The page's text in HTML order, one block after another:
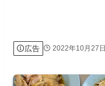
広告 2022年10月27日